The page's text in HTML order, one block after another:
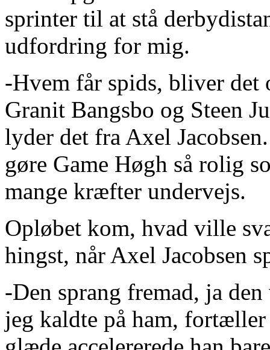
sprinter til at stå
udfordring for mig.
-Hvem får spids, bliver det
Granit Bangsbo og Steen
lyder det fra Axel
gøre Game Høgh så rolig
mange kræfter undervejs.
Opløbet kom, hvad ville
hingst, når Axel Jacobsen
-Den sprang fremad, ja
jeg kaldte på ham,